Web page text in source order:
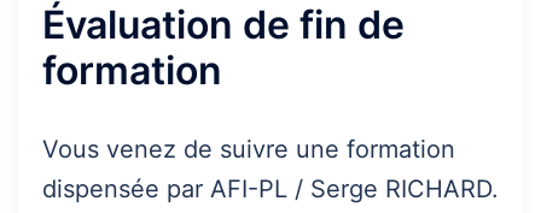
Évaluation de fin de
formation
Vous venez de suivre une formation
dispensée par AFI-PL / Serge RICHARD.